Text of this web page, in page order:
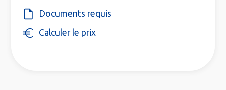
Documents requis
Calculer le prix